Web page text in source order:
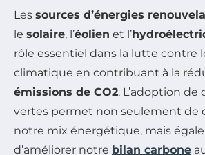
Les sources d’énergies
le solaire, l’éolien et l’
rôle essentiel dans la lutte contre
climatique en contribuant à la
émissions de CO2. L’adoption
vertes permet non seulement de
notre mix énergétique, mais
d’améliorer notre bilan carbone